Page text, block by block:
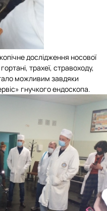
дослідження носової
трахеї, стравоходу,
можливим завдяки
гнучкого ендоскопа.